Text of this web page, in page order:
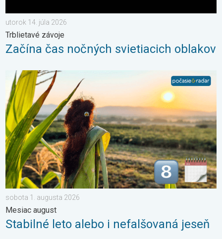
utorok 14. júla 2026
Trblietavé závoje
Začína čas nočných svietiacich oblakov
Stabilné leto alebo i nefalšovaná jeseň. Mesiac august. . .
sobota 1. augusta 2026
Mesiac august
Stabilné leto alebo i nefalšovaná jeseň